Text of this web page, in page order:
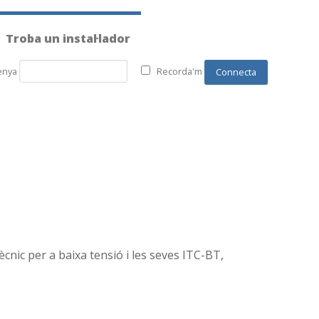
Troba un instal·lador
Recorda'm
per a baixa tensió i les seves ITC-BT,